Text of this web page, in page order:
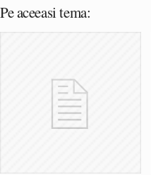
Pe aceeasi tema: